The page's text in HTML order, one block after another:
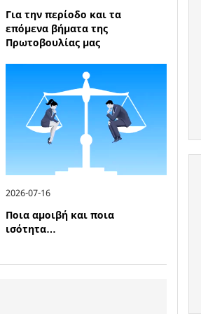
Για την περίοδο και τα
επόμενα βήματα της
Πρωτοβουλίας μας
2026-07-16
Ποια αμοιβή και ποια
ισότητα…